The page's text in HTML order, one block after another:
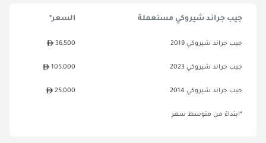
جيب جراند شيروكي مستعملة السعر*
جيب جراند شيروكي 2019 36,500
جيب جراند شيروكي 2023 105,000
جيب جراند شيروكي 2014 25,000
*ابتداءً من متوسط سعر